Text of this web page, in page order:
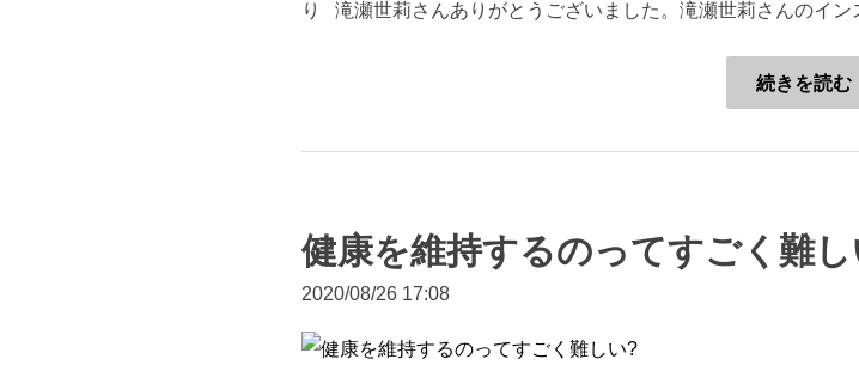
り 滝瀬世莉さんありがとうございました。滝瀬世莉さんのイン
続きを読む
健康を維持するのってすごく難
2020/08/26 17:08